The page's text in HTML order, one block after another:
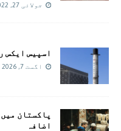
جولائی 27, 2022
اسپیس ایکس
اگست 7, 2026
اضافہ